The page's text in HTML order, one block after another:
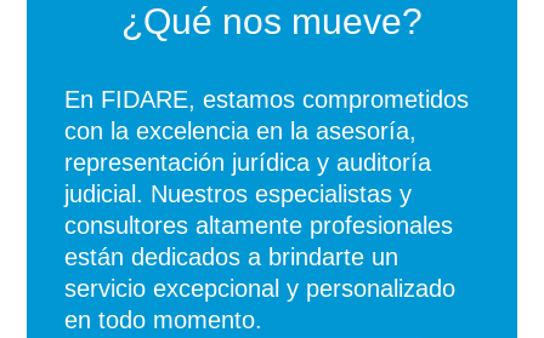
¿Qué nos mueve?
En FIDARE, estamos comprometidos
con la excelencia en la asesoría,
representación jurídica y auditoría
judicial. Nuestros especialistas y
consultores altamente profesionales
están dedicados a brindarte un
servicio excepcional y personalizado
en todo momento.